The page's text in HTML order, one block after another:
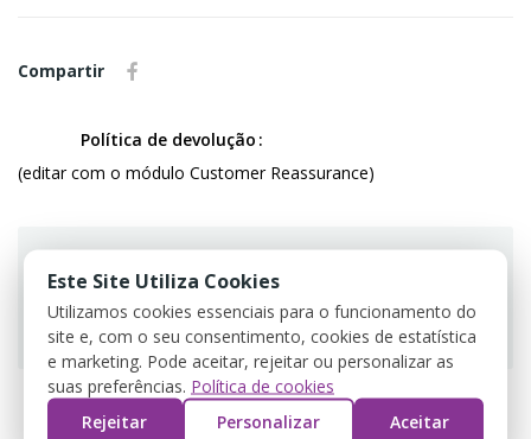
Compartir
Política de devolução
(editar com o módulo Customer Reassurance)
Guarantee safe & secure checkout
Este Site Utiliza Cookies
Utilizamos cookies essenciais para o funcionamento do
site e, com o seu consentimento, cookies de estatística
e marketing. Pode aceitar, rejeitar ou personalizar as
suas preferências. Política de cookies
Rejeitar
Personalizar Aceitar